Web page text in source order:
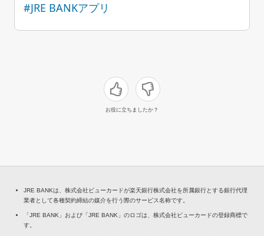
#JRE BANKアプリ
お役に立ちましたか？
JRE BANKは、株式会社ビューカードが楽天銀行株式会社を所属銀行とする銀行代理
業者として各種契約締結の媒介を行う際のサービス名称です。
「JRE BANK」および「JRE BANK」のロゴは、株式会社ビューカードの登録商標で
す。